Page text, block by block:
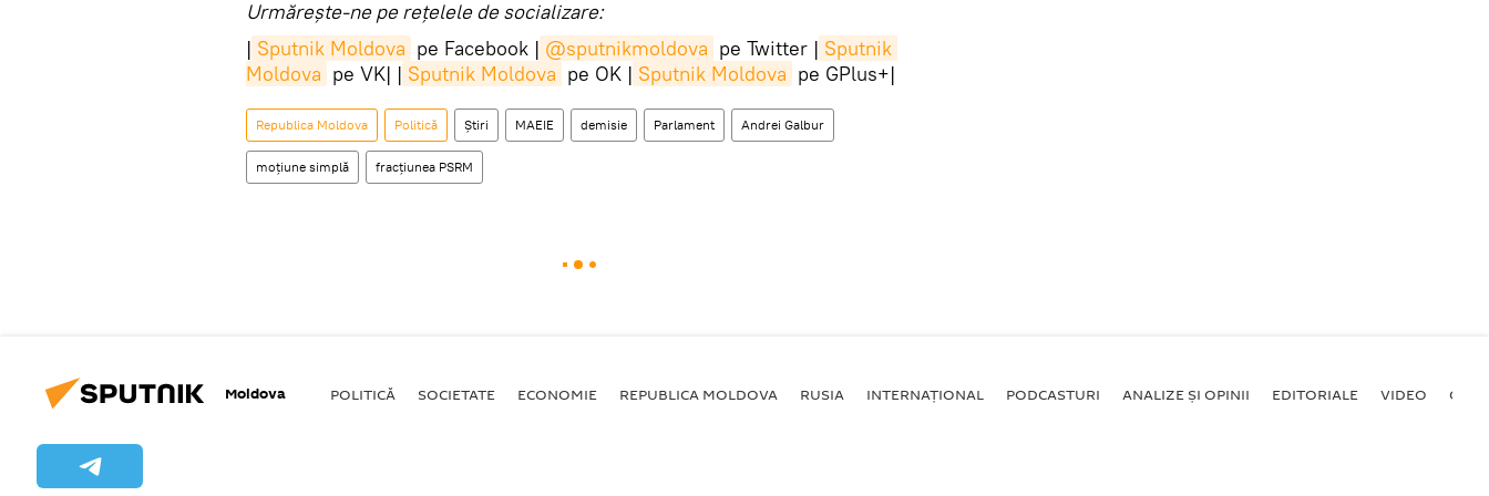
Urmărește-ne pe rețelele de socializare:
| Sputnik Moldova pe Facebook | @sputnikmoldova pe Twitter | Sputnik
Moldova pe VK| | Sputnik Moldova pe OK | Sputnik Moldova pe GPlus+|
Republica Moldova Politică Știri MAEIE demisie Parlament Andrei Galbur
moțiune simplă fracțiunea PSRM
Moldova POLITICĂ SOCIETATE ECONOMIE REPUBLICA MOLDOVA RUSIA INTERNAȚIONAL PODCASTURI ANALIZE ȘI OPINII EDITORIALE VIDEO